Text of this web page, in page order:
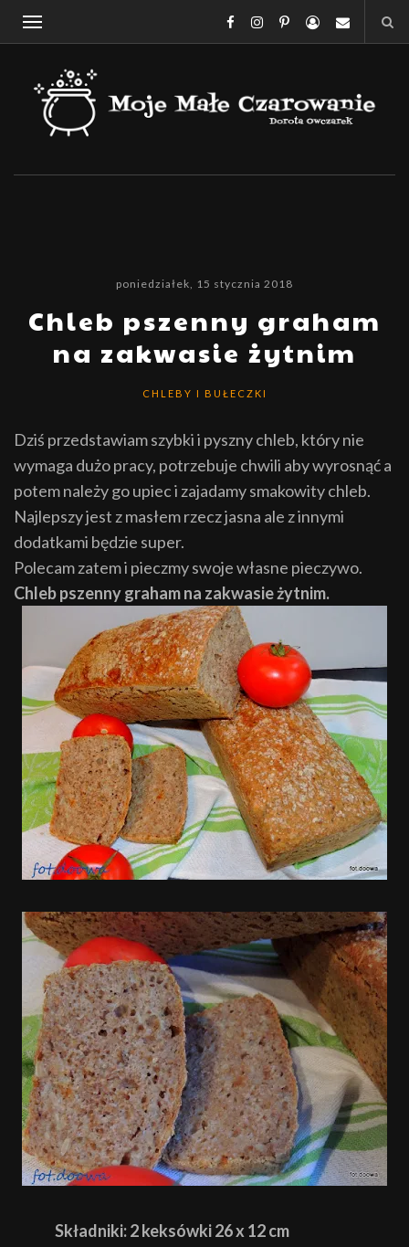
poniedziałek, 15 stycznia 2018
Chleb pszenny graham
na zakwasie żytnim
CHLEBY I BUŁECZKI
Dziś przedstawiam szybki i pyszny chleb, który nie
wymaga dużo pracy, potrzebuje chwili aby wyrosnąć a
potem należy go upiec i zajadamy smakowity chleb.
Najlepszy jest z masłem rzecz jasna ale z innymi
dodatkami będzie super.
Polecam zatem i pieczmy swoje własne pieczywo.
Chleb pszenny graham na zakwasie żytnim.
Składniki: 2 keksówki 26 x 12 cm